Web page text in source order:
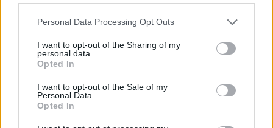
Personal Data Processing Opt Outs
I want to opt-out of the Sharing of my
personal data.
Opted In
I want to opt-out of the Sale of my
Personal Data.
Opted In
A jelenlegi töltöttség a Magyar Energetikai és Közmű-
jelent, a szint pedig a fűtési időszakig, az első hidegebb
napokig még emelkedhet - tavaly például október közepén,
Igaz, ez nem példátlan, hiszen 2012-ben is hasonló szintet
regisztráltak. Az...